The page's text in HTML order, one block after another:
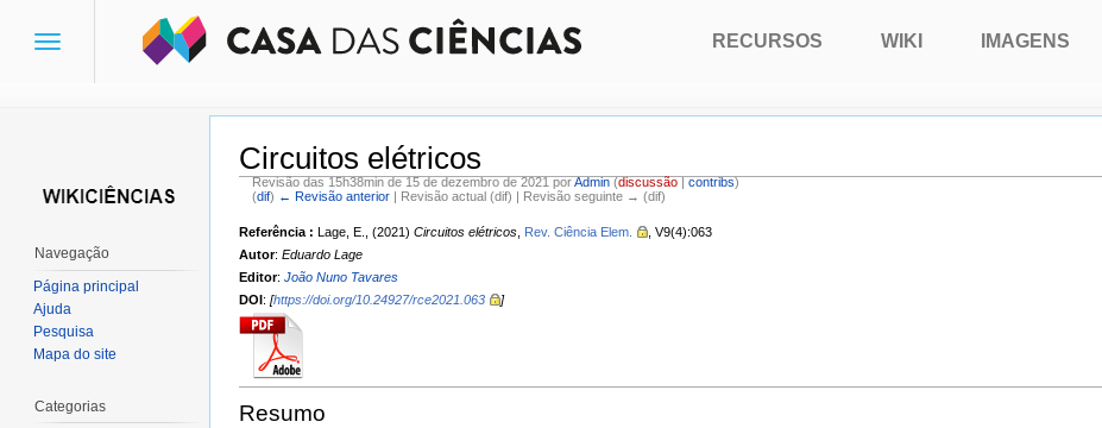
Circuitos elétricos
Revisão das 15h38min de 15 de dezembro de 2021 porAdmin (discussão|contribs)
(dif) ← Revisão anterior| Revisão actual (dif) | Revisão seguinte → (dif)
Referência : Lage, E., (2021) Circuitos elétricos Rev. Ciência Elem.
, V9(4):063
Autor: Eduardo Lage
Editor: João Nuno Tavares
DOI: [https://doi.org/10.24927/rce2021.063 ]
Resumo
Toggle
RECURSOS WIKI IMAGENS
Navegação
Página principal
Ajuda
Pesquisa
Mapa do site
Categorias